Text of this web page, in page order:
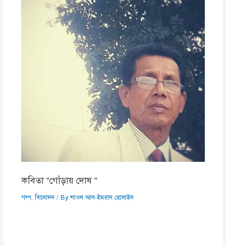
কবিতা “গোঁড়ায় দোষ “
গল্প,বিনোদন/ Byশাওন আল-ইমরান হোসাইন